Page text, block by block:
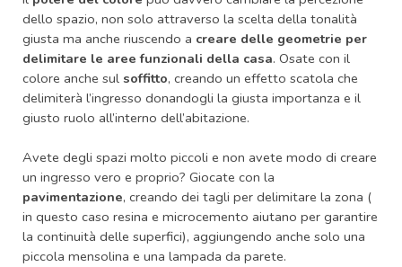
dello spazio, non solo attraverso la scelta della tonalità
giusta ma anche riuscendo a creare delle geometrie per
delimitare le aree funzionali della casa. Osate con il
colore anche sul soffitto, creando un effetto scatola che
delimiterà l’ingresso donandogli la giusta importanza e il
giusto ruolo all’interno dell’abitazione.
Avete degli spazi molto piccoli e non avete modo di creare
un ingresso vero e proprio? Giocate con la
pavimentazione, creando dei tagli per delimitare la zona (
in questo caso resina e microcemento aiutano per garantire
la continuità delle superfici), aggiungendo anche solo una
piccola mensolina e una lampada da parete.